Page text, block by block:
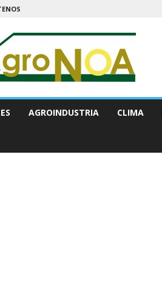
AGROINDUSTRIA CLIMA